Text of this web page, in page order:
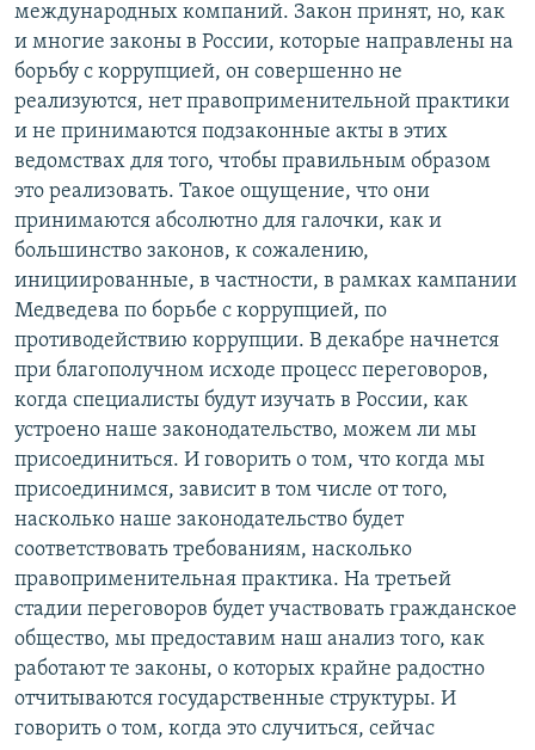
международных компаний. Закон принят, но, как
и многие законы в России, которые направлены на
борьбу с коррупцией, он совершенно не
реализуются, нет правоприменительной практики
и не принимаются подзаконные акты в этих
ведомствах для того, чтобы правильным образом
это реализовать. Такое ощущение, что они
принимаются абсолютно для галочки, как и
большинство законов, к сожалению,
инициированные, в частности, в рамках кампании
Медведева по борьбе с коррупцией, по
противодействию коррупции. В декабре начнется
при благополучном исходе процесс переговоров,
когда специалисты будут изучать в России, как
устроено наше законодательство, можем ли мы
присоединиться. И говорить о том, что когда мы
присоединимся, зависит в том числе от того,
насколько наше законодательство будет
соответствовать требованиям, насколько
правоприменительная практика. На третьей
стадии переговоров будет участвовать гражданское
общество, мы предоставим наш анализ того, как
работают те законы, о которых крайне радостно
отчитываются государственные структуры. И
говорить о том, когда это случиться, сейчас